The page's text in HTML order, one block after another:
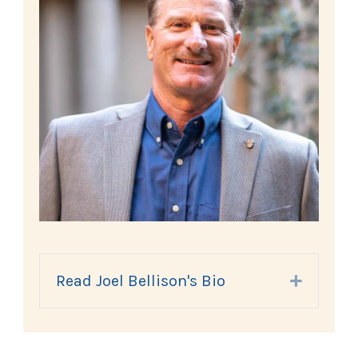
Read Joel Bellison's Bio Expand